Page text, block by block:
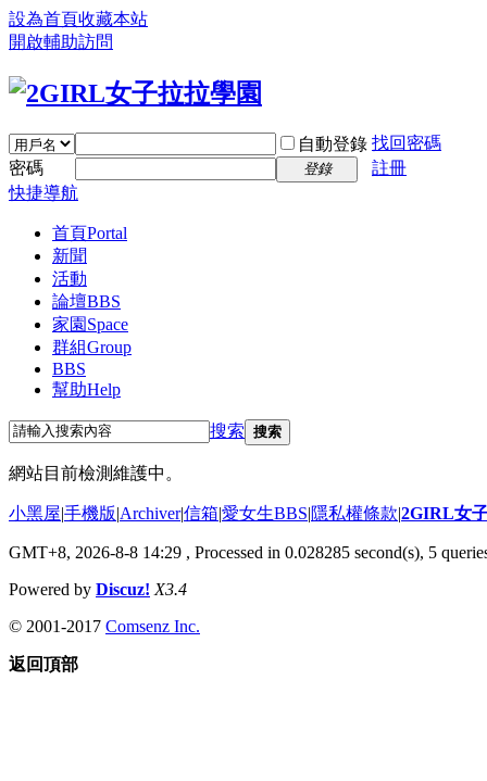
設為首頁收藏本站
開啟輔助訪問
自動登錄 找回密碼
密碼
登錄
註冊
快捷導航
首頁Portal
新聞
活動
論壇BBS
家園 Space
群組Group
BBS
幫助Help
搜索 搜索
網站目前檢測維護中。
小黑屋|手機版|Archiver|信箱|愛女生BBS|隱私權條款|2GIRL女
GMT+8, 2026-8-8 14:29 , Processed in 0.028285 second(s), 5
Powered by Discuz! X3.4
© 2001-2017 Comsenz Inc.
返回頂部